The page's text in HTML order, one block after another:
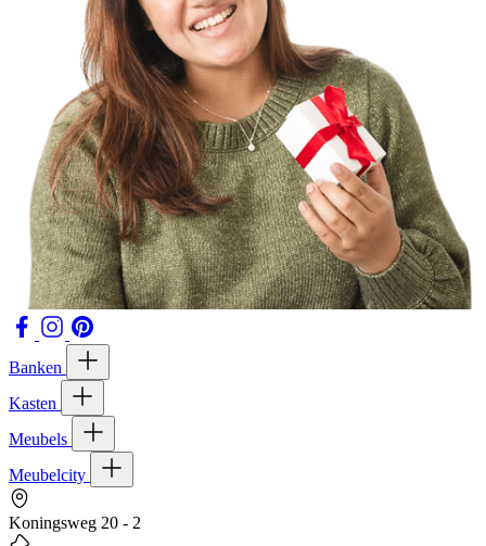
Banken
Kasten
Meubels
Meubelcity
Koningsweg 20 - 2